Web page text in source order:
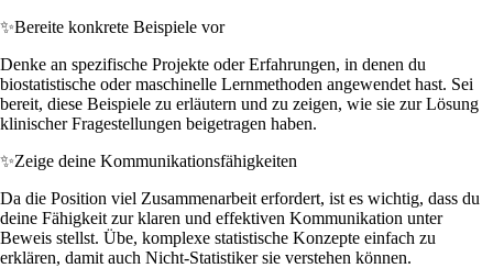
✨Bereite konkrete Beispiele vor
Denke an spezifische Projekte oder Erfahrungen, in denen du
biostatistische oder maschinelle Lernmethoden angewendet hast. Sei
bereit, diese Beispiele zu erläutern und zu zeigen, wie sie zur Lösung
klinischer Fragestellungen beigetragen haben.
✨Zeige deine Kommunikationsfähigkeiten
Da die Position viel Zusammenarbeit erfordert, ist es wichtig, dass du
deine Fähigkeit zur klaren und effektiven Kommunikation unter
Beweis stellst. Übe, komplexe statistische Konzepte einfach zu
erklären, damit auch Nicht-Statistiker sie verstehen können.